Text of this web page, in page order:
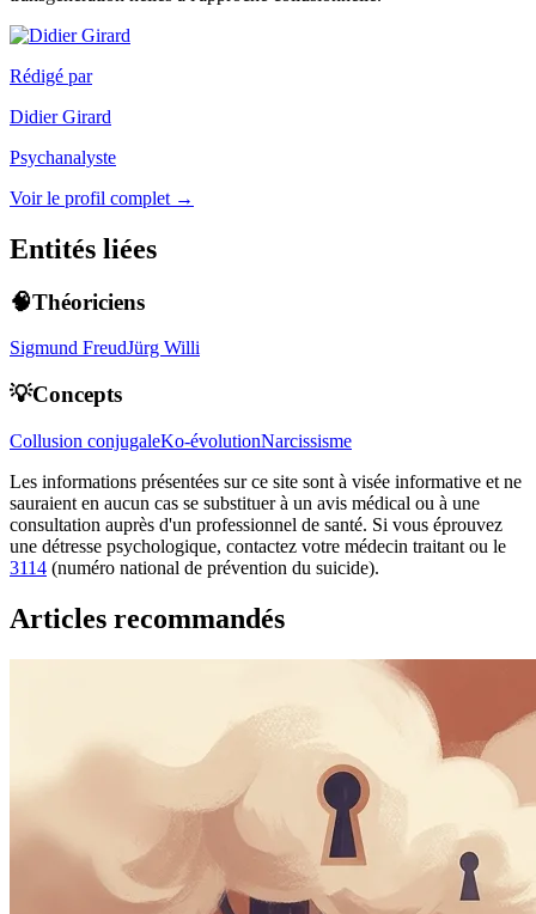
Rédigé par
Didier Girard
Psychanalyste
Voir le profil complet →
Entités liées
🧠Théoriciens
Sigmund FreudJürg Willi
💡Concepts
Collusion conjugaleKo-évolutionNarcissisme
Les informations présentées sur ce site sont à visée informative et ne
sauraient en aucun cas se substituer à un avis médical ou à une
consultation auprès d'un professionnel de santé. Si vous éprouvez
une détresse psychologique, contactez votre médecin traitant ou le
3114 (numéro national de prévention du suicide).
Articles recommandés